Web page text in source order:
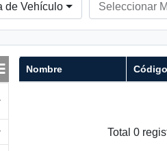
de Vehículo Seleccionar
Nombre
Total 0